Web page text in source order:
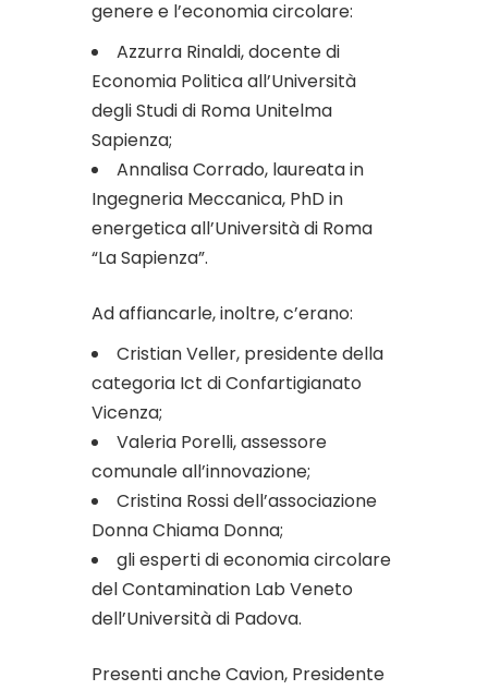
genere e l’economia circolare:
Azzurra Rinaldi, docente di
Economia Politica all’Università
degli Studi di Roma Unitelma
Sapienza;
Annalisa Corrado, laureata in
Ingegneria Meccanica, PhD in
energetica all’Università di Roma
“La Sapienza”.
Ad affiancarle, inoltre, c’erano:
Cristian Veller, presidente della
categoria Ict di Confartigianato
Vicenza;
Valeria Porelli, assessore
comunale all’innovazione;
Cristina Rossi dell’associazione
Donna Chiama Donna;
gli esperti di economia circolare
del Contamination Lab Veneto
dell’Università di Padova.
Presenti anche Cavion, Presidente